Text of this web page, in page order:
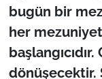
bugün bir
her
dönüşecektir.